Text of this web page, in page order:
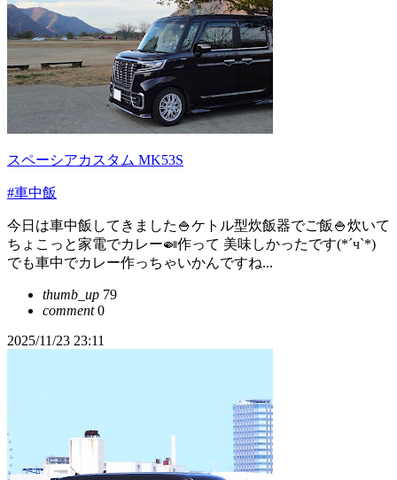
スペーシアカスタム MK53S
#車中飯
今日は車中飯してきました🍚ケトル型炊飯器でご飯🍚炊いて
ちょこっと家電でカレー🍛作って 美味しかったです(*´ч`*)
でも車中でカレー作っちゃいかんですね...
thumb_up 79
comment0
2025/11/23 23:11